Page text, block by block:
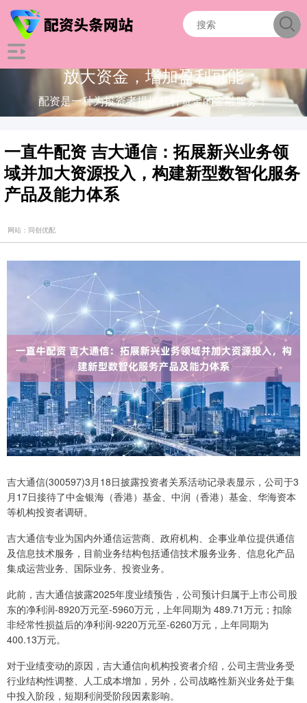
放大资金，增加盈利可能
配资是一种为投资者提供杠杆资金的金融服务！
一直牛配资 吉大通信：拓展新兴业务领
域并加大资源投入，构建新型数智化服务
产品及能力体系
网站：同创优配
吉大通信(300597)3月18日披露投资者关系活动记录表显示，公司于3
月17日接待了中金银海（香港）基金、中润（香港）基金、华海资本
等机构投资者调研。
吉大通信专业为国内外通信运营商、政府机构、企事业单位提供通信
及信息技术服务，目前业务结构包括通信技术服务业务、信息化产品
集成运营业务、国际业务、投资业务。
此前，吉大通信披露2025年度业绩预告，公司预计归属于上市公司股
东的净利润-8920万元至-5960万元，上年同期为 489.71万元；扣除
非经常性损益后的净利润-9220万元至-6260万元，上年同期为
400.13万元。
对于业绩变动的原因，吉大通信向机构投资者介绍，公司主营业务受
行业结构性调整、人工成本增加，另外，公司战略性新兴业务处于集
中投入阶段，短期利润受阶段因素影响。